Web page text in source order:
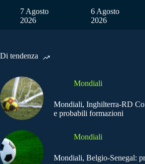
7 Agosto
2026
6 Agosto
2026
Di tendenza
Mondiali
Mondiali, Inghilterra-RD
e probabili formazioni
Mondiali
Mondiali, Belgio-Senegal: